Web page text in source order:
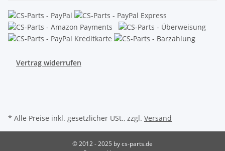
Vertrag widerrufen
* Alle Preise inkl. gesetzlicher USt., zzgl. Versand
© 2012 - 2025 by cs-parts.de